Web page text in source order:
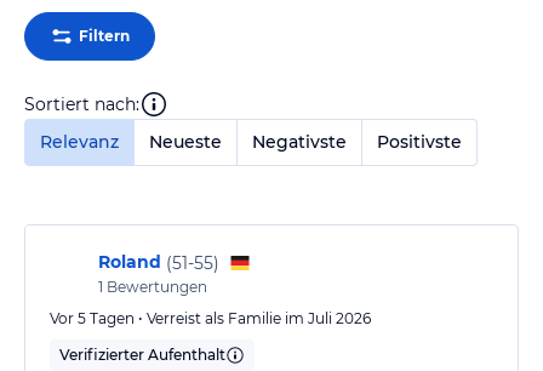
Filtern
Sortiert nach:
Relevanz
Neueste Negativste Positivste
Roland (51-55)
1 Bewertungen
Vor 5 Tagen • Verreist als Familie im Juli 2026
Verifizierter Aufenthalt